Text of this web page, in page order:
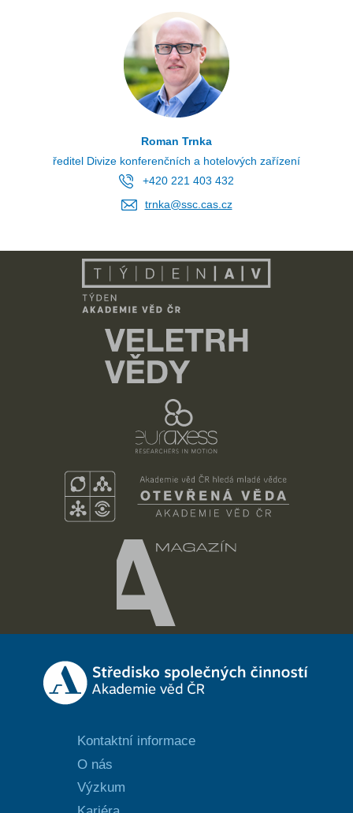
Roman Trnka
ředitel Divize konferenčních a hotelových zařízení
+420 221 403 432
trnka@ssc.cas.cz
Kontaktní informace
O nás
Výzkum